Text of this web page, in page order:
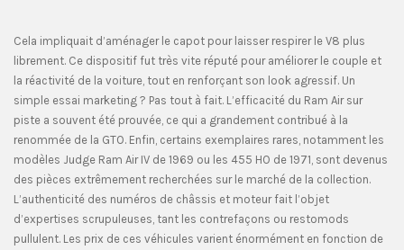
Cela impliquait d’aménager le capot pour laisser respirer le V8 plus
librement. Ce dispositif fut très vite réputé pour améliorer le couple et
la réactivité de la voiture, tout en renforçant son look agressif. Un
simple essai marketing ? Pas tout à fait. L’efficacité du Ram Air sur
piste a souvent été prouvée, ce qui a grandement contribué à la
renommée de la GTO. Enfin, certains exemplaires rares, notamment les
modèles Judge Ram Air IV de 1969 ou les 455 HO de 1971, sont devenus
des pièces extrêmement recherchées sur le marché de la collection.
L’authenticité des numéros de châssis et moteur fait l’objet
d’expertises scrupuleuses, tant les contrefaçons ou restomods
pullulent. Les prix de ces véhicules varient énormément en fonction de